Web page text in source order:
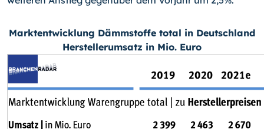
Marktentwicklung Dämmstoffe total in Deutschland
Herstellerumsatz in Mio. Euro